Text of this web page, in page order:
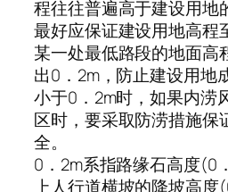
程往往普遍高于建设用地
最好应保证建设用地高程
某一处最低路段的地面高
出0．2m，防止建设用地
小于0．2m时，如果内涝
区时，要采取防涝措施保
全。
0．2m系指路缘石高度(0
上人行道横坡的降坡高度